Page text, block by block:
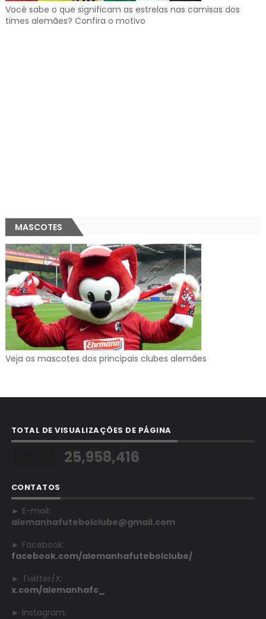
Você sabe o que significam as estrelas nas camisas dos
times alemães? Confira o motivo
MASCOTES
Veja os mascotes dos principais clubes alemães
TOTAL DE VISUALIZAÇÕES DE PÁGINA
25,958,416
CONTATOS
► E-mail:
alemanhafutebolclube@gmail.com
► Facebook:
facebook.com/alemanhafutebolclube/
► Twitter/X:
x.com/alemanhafc_
► Instagram: